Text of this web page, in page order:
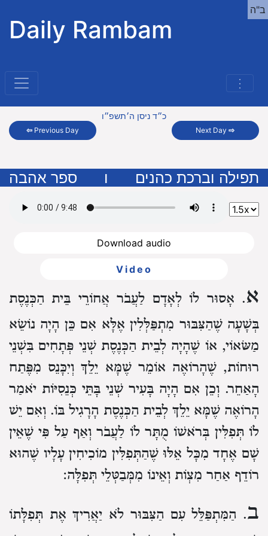
Daily Rambam
⋮
ב"ה
⇦ Previous Day
כ״ד ניסן ה׳תשפ״ו
Next Day⇨
תפילה וברכת כהנים ו ספר אהבה
Download audio
Video
א. אָסוּר לוֹ לְאָדָם לַעֲבֹר אֲחוֹרֵי בֵּית הַכְּנֶסֶת
בְּשָׁעָה שֶׁהַצִּבּוּר מִתְפַּלְּלִין אֶלָּא אִם כֵּן הָיָה נוֹשֵׂא
מַשּׂאוֹי, אוֹ שֶׁהָיָה לְבֵית הַכְּנֶסֶת שְׁנֵי פְּתָחִים בִּשְׁנֵי
רוּחוֹת, שֶׁהָרוֹאֶה אוֹמֵר שֶׁמָּא יֵלֵךְ וְיִכָּנֵס מִפֶּתַח
הָאַחֵר. וְכֵן אִם הָיָה בָּעִיר שְׁנֵי בָּתֵּי כְּנֵסִיּוֹת יֹאמַר
הָרוֹאֶה שֶׁמָּא יֵלֵךְ לְבֵית הַכְּנֶסֶת הָרָגִיל בּוֹ. וְאִם יֵשׁ
לוֹ תְּפִלִּין בְּרֹאשׁוֹ מֻתָּר לוֹ לַעֲבֹר וְאַף עַל פִּי שֶׁאֵין
שָׁם אֶחָד מִכָּל אֵלּוּ שֶׁהַתְּפִלִּין מוֹכִיחִין עָלָיו שֶׁהוּא
רוֹדֵף אַחַר מִצְוֹת וְאֵינוֹ מִמְּבַטְּלֵי תְּפִלָּה:
ב. הַמִּתְפַּלֵּל עִם הַצִּבּוּר לֹא יַאֲרִיךְ אֶת תְּפִלָּתוֹ